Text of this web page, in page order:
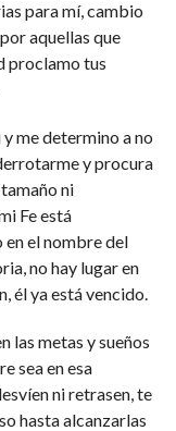
para mí, cambio
aquellas que
proclamo tus
me determino a no
y procura
ni
Fe está
el nombre del
no hay lugar en
él ya está vencido.
las metas y sueños
sea en esa
ni retrasen, te
hasta alcanzarlas